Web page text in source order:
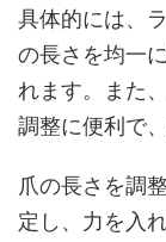
具体的には、
の長さを均一
れます。また
調整に便利で
爪の長さを調
定し、力を入